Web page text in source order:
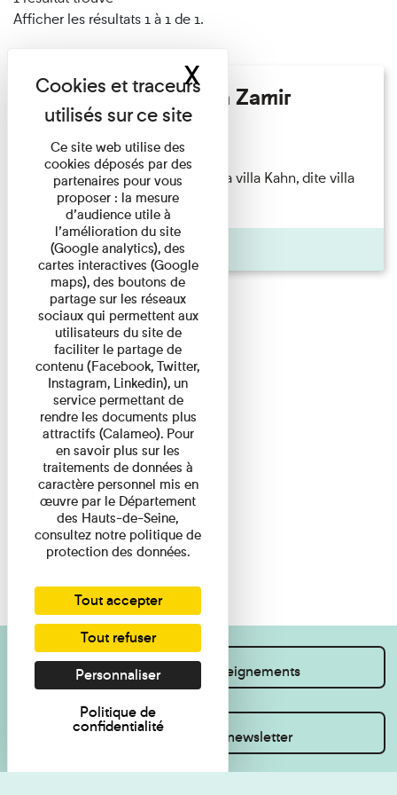
Afficher les résultats 1 à 1 de 1.
Hélène Gaudy - Villa Zamir
Lecture
couchant) [Angle nord-est de la villa Kahn, dite villa
Zamir et lumières du ...
Pages
Je souhaite des renseignements
Inscrivez-vous à la newsletter
Ce site web utilise des
cookies déposés par des
partenaires pour vous
proposer : la mesure
d’audience utile à
l’amélioration du site
(Google analytics), des
cartes interactives (Google
maps), des boutons de
partage sur les réseaux
sociaux qui permettent aux
utilisateurs du site de
faciliter le partage de
contenu (Facebook, Twitter,
Instagram, Linkedin), un
service permettant de
rendre les documents plus
attractifs (Calameo). Pour
en savoir plus sur les
traitements de données à
caractère personnel mis en
œuvre par le Département
des Hauts-de-Seine,
consultez notre politique de
protection des données.
Tout accepter
Tout refuser
Personnaliser
Politique de
confidentialité
XMasquer le